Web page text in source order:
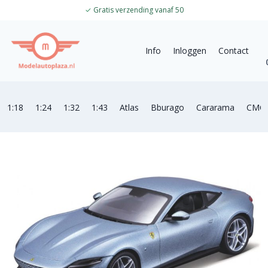
✓ Gratis verzending vanaf 50
Info Inloggen
Contact
1:18 1:24 1:32 1:43 Atlas Bburago Cararama CMC